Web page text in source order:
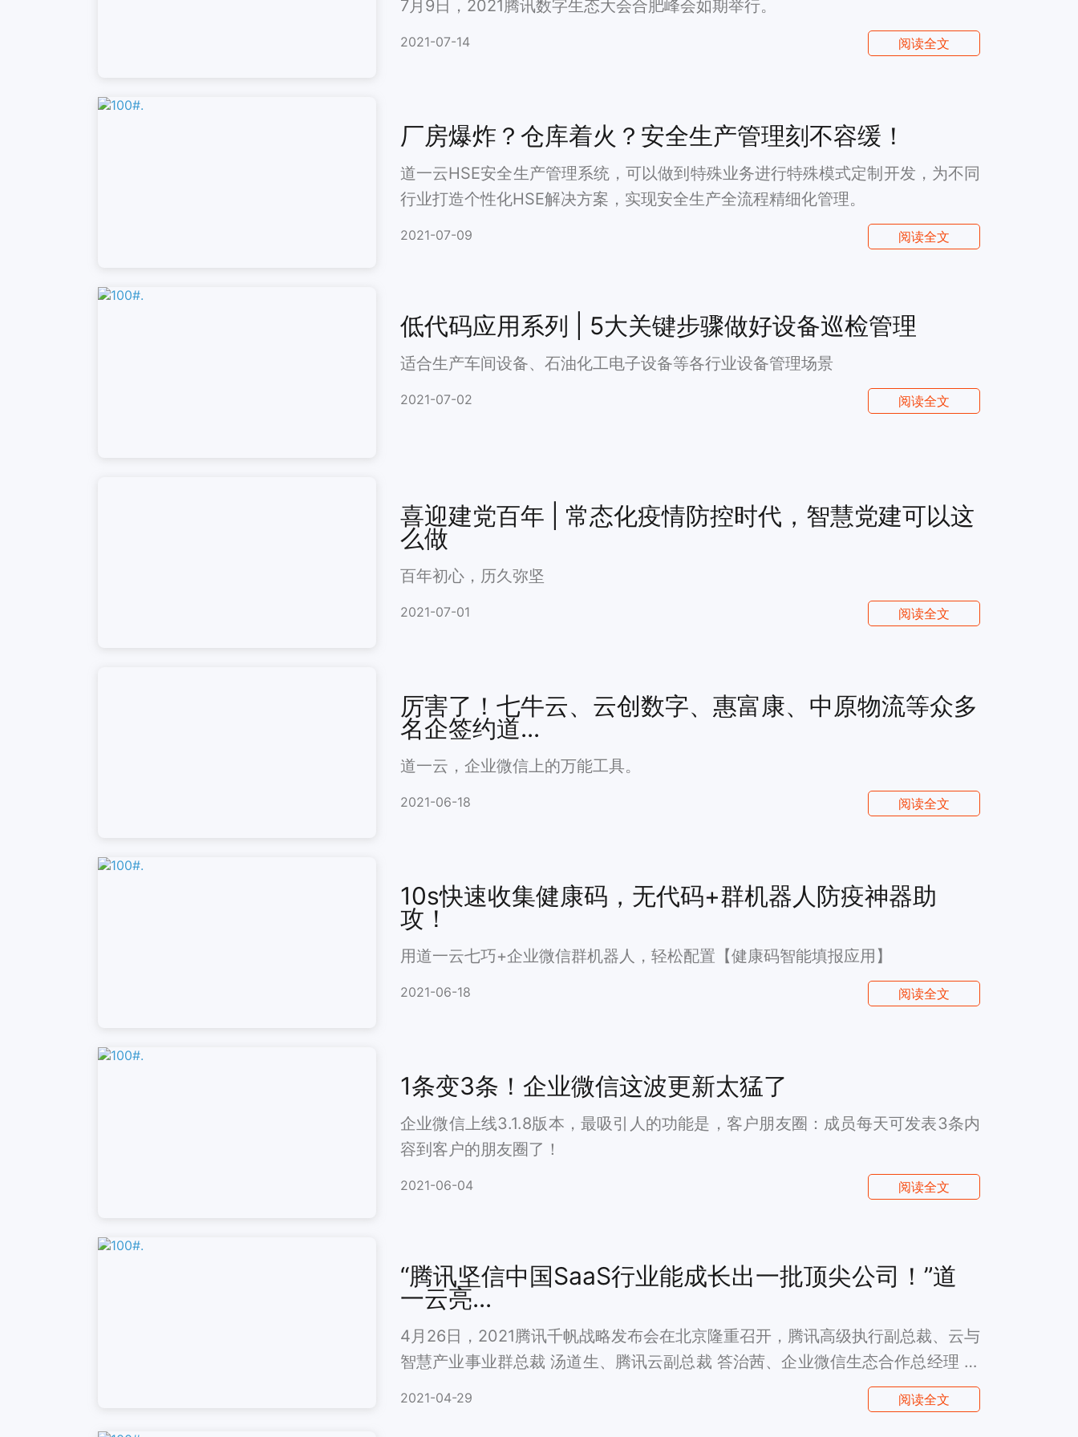
7月9日，2021腾讯数字生态大会合肥峰会如期举行。
2021-07-14 阅读全文
厂房爆炸？仓库着火？安全生产管理刻不容缓！
道一云HSE安全生产管理系统，可以做到特殊业务进行特殊模式定制开发，为不同
行业打造个性化HSE解决方案，实现安全生产全流程精细化管理。
2021-07-09 阅读全文
低代码应用系列 | 5大关键步骤做好设备巡检管理
适合生产车间设备、石油化工电子设备等各行业设备管理场景
2021-07-02 阅读全文
喜迎建党百年 | 常态化疫情防控时代，智慧党建可以这
么做
百年初心，历久弥坚
2021-07-01 阅读全文
厉害了！七牛云、云创数字、惠富康、中原物流等众多
名企签约道...
道一云，企业微信上的万能工具。
2021-06-18 阅读全文
10s快速收集健康码，无代码+群机器人防疫神器助
攻！
用道一云七巧+企业微信群机器人，轻松配置【健康码智能填报应用】
2021-06-18 阅读全文
1条变3条！企业微信这波更新太猛了
企业微信上线3.1.8版本，最吸引人的功能是，客户朋友圈：成员每天可发表3条内
容到客户的朋友圈了！
2021-06-04 阅读全文
“腾讯坚信中国SaaS行业能成长出一批顶尖公司！”道
一云亮...
4月26日，2021腾讯千帆战略发布会在北京隆重召开，腾讯高级执行副总裁、云与
智慧产业事业群总裁 汤道生、腾讯云副总裁 答治茜、企业微信生态合作总经理 李
致峰，以及道一云等千帆生态合作伙伴荟聚首都，详解千帆生态发展，共讨技术连
2021-04-29 阅读全文